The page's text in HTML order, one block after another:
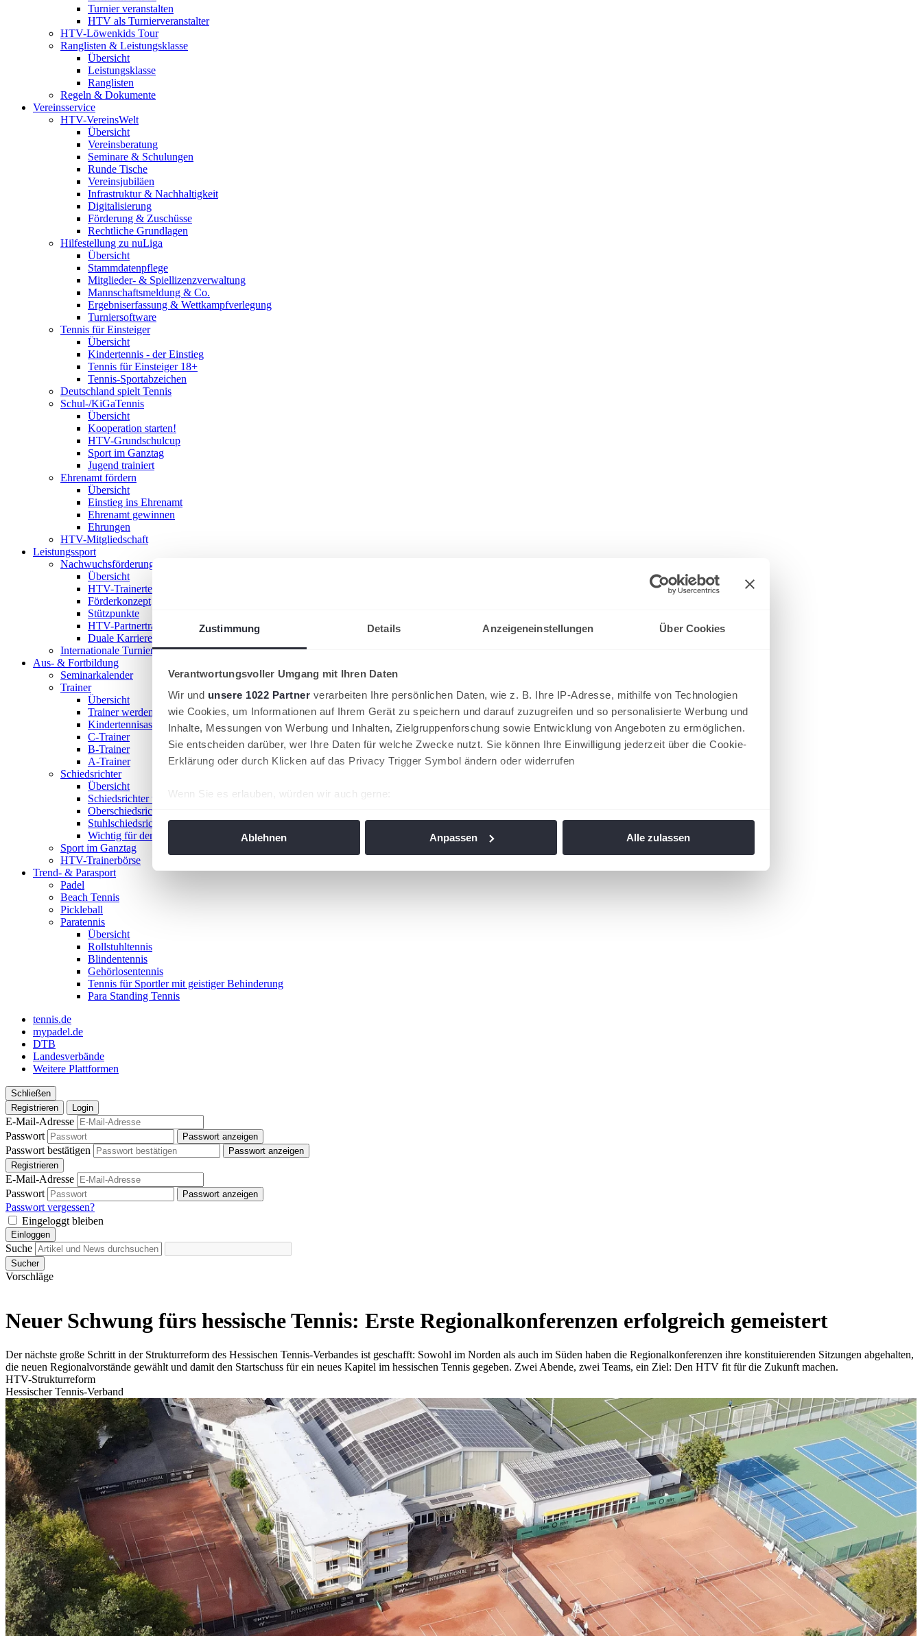
Zustimmung Details Anzeigeneinstellungen Über Cookies
Verantwortungsvoller Umgang mit Ihren Daten
Wir und unsere 1022 Partner verarbeiten Ihre persönlichen Daten, wie z. B. Ihre IP-Adresse, mithilfe von Technologien
wie Cookies, um Informationen auf Ihrem Gerät zu speichern und darauf zuzugreifen und so personalisierte Werbung und
Inhalte, Messungen von Werbung und Inhalten, Zielgruppenforschung sowie Entwicklung von Angeboten zu ermöglichen.
Sie entscheiden darüber, wer Ihre Daten für welche Zwecke nutzt. Sie können Ihre Einwilligung jederzeit über die Cookie-
Erklärung oder durch Klicken auf das Privacy Trigger Symbol ändern oder widerrufen
Wenn Sie es erlauben, würden wir auch gerne:
angepasst werden.
Ablehnen Anpassen Alle zulassen
Turnier veranstalten
HTV als Turnierveranstalter
HTV-Löwenkids Tour
Ranglisten & Leistungsklasse
Übersicht
Leistungsklasse
Ranglisten
Regeln & Dokumente
Vereinsservice
HTV-VereinsWelt
Übersicht
Vereinsberatung
Seminare & Schulungen
Runde Tische
Vereinsjubiläen
Infrastruktur & Nachhaltigkeit
Digitalisierung
Förderung & Zuschüsse
Rechtliche Grundlagen
Hilfestellung zu nuLiga
Übersicht
Stammdatenpflege
Mitglieder- & Spiellizenzverwaltung
Mannschaftsmeldung & Co.
Ergebniserfassung & Wettkampfverlegung
Turniersoftware
Tennis für Einsteiger
Übersicht
Kindertennis - der Einstieg
Tennis für Einsteiger 18+
Tennis-Sportabzeichen
Deutschland spielt Tennis
Schul-/KiGaTennis
Übersicht
Kooperation starten!
HTV-Grundschulcup
Sport im Ganztag
Jugend trainiert
Ehrenamt fördern
Übersicht
Einstieg ins Ehrenamt
Ehrenamt gewinnen
Ehrungen
HTV-Mitgliedschaft
Leistungssport
Nachwuchsförderung im HTV
Übersicht
HTV-Trainerteam
Förderkonzept
Stützpunkte
HTV-Partnertrainer
Duale Karriere
Internationale Turniere
Aus- & Fortbildung
Seminarkalender
Trainer
Übersicht
Trainer werden!
Kindertennisassistent
C-Trainer
B-Trainer
A-Trainer
Schiedsrichter
Übersicht
Schiedsrichter werden!
Oberschiedsrichter
Stuhlschiedsrichter
Wichtig für den Spieltag
Sport im Ganztag
HTV-Trainerbörse
Trend- & Parasport
Padel
Beach Tennis
Pickleball
Paratennis
Übersicht
Rollstuhltennis
Blindentennis
Gehörlosentennis
Tennis für Sportler mit geistiger Behinderung
Para Standing Tennis
tennis.de
mypadel.de
DTB
Landesverbände
Weitere Plattformen
Schließen
Registrieren
Login
E-Mail-Adresse
Passwort
Passwort anzeigen
Passwort bestätigen
Passwort anzeigen
Registrieren
E-Mail-Adresse
Passwort
Passwort anzeigen
Passwort vergessen?
Eingeloggt bleiben
Einloggen
Suche
Sucher
Vorschläge
Neuer Schwung fürs hessische Tennis: Erste Regionalkonferenzen erfolgreich gemeistert
Der nächste große Schritt in der Strukturreform des Hessischen Tennis-Verbandes ist geschafft: Sowohl im Norden als auch im Süden haben die Regionalkonferenzen ihre konstituierenden Sitzungen abgehalten,
die neuen Regionalvorstände gewählt und damit den Startschuss für ein neues Kapitel im hessischen Tennis gegeben. Zwei Abende, zwei Teams, ein Ziel: Den HTV fit für die Zukunft machen.
HTV-Strukturreform
Hessischer Tennis-Verband